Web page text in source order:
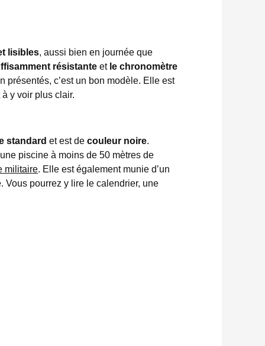
lisibles, aussi bien en journée que
résistante et le chronomètre
présentés, c’est un bon modèle. Elle est
y voir plus clair.
standard et est de couleur noire.
piscine à moins de 50 mètres de
militaire. Elle est également munie d’un
Vous pourrez y lire le calendrier, une